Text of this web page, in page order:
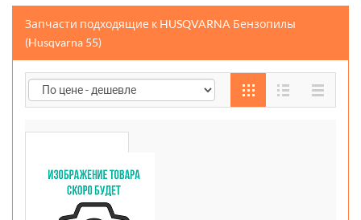
Запчасти подходящие к HUSQVARNA Бензопилы
(Husqvarna 55)